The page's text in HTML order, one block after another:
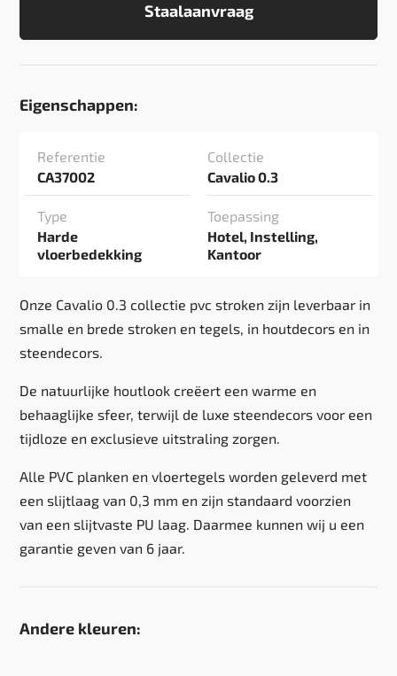
Staalaanvraag
Eigenschappen:
Referentie
CA37002
Collectie
Cavalio 0.3
Type
Harde
vloerbedekking
Toepassing
Hotel, Instelling,
Kantoor
Onze Cavalio 0.3 collectie pvc stroken zijn leverbaar in
smalle en brede stroken en tegels, in houtdecors en in
steendecors.
De natuurlijke houtlook creëert een warme en
behaaglijke sfeer, terwijl de luxe steendecors voor een
tijdloze en exclusieve uitstraling zorgen.
Alle PVC planken en vloertegels worden geleverd met
een slijtlaag van 0,3 mm en zijn standaard voorzien
van een slijtvaste PU laag. Daarmee kunnen wij u een
garantie geven van 6 jaar.
Andere kleuren: